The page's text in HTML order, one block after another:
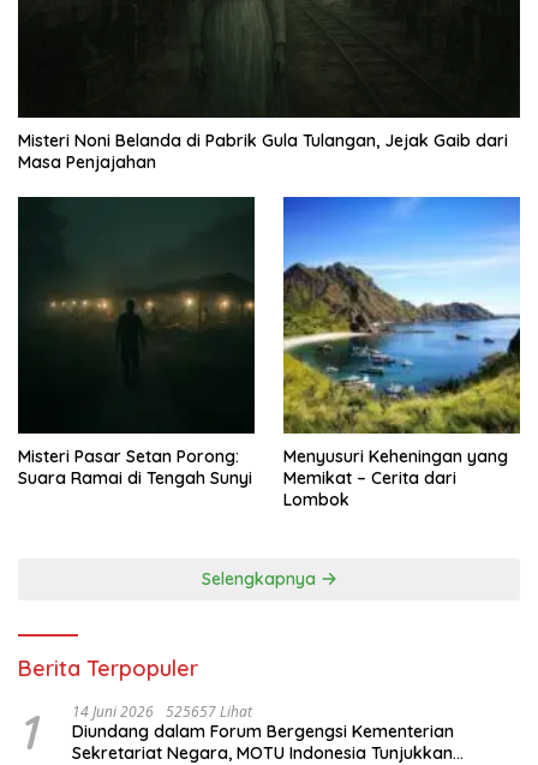
Misteri Noni Belanda di Pabrik Gula Tulangan, Jejak Gaib dari
Masa Penjajahan
Misteri Pasar Setan Porong:
Suara Ramai di Tengah Sunyi
Menyusuri Keheningan yang
Memikat – Cerita dari
Lombok
Selengkapnya
Berita Terpopuler
1 14 Juni 2026 525657 Lihat
Diundang dalam Forum Bergengsi Kementerian
Sekretariat Negara, MOTU Indonesia Tunjukkan